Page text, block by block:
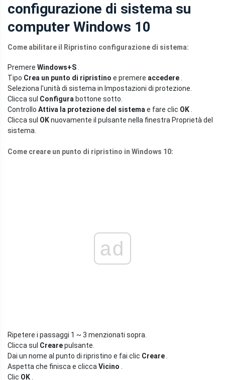
configurazione di sistema su
computer Windows 10
Come abilitare il Ripristino configurazione di sistema:
Premere Windows+S
Tipo Crea un punto di ripristino e premere accedere
Seleziona l'unità di sistema in Impostazioni di protezione.
Clicca sul Configura bottone sotto.
Controllo Attiva la protezione del sistema e fare clic OK
Clicca sul OKnuovamente il pulsante nella finestra Proprietà del
sistema.
Come creare un punto di ripristino in Windows 10:
ad
Ripetere i passaggi 1 ~ 3 menzionati sopra.
Clicca sul Crearepulsante.
Dai un nome al punto di ripristino e fai clic Creare
Aspetta che finisca e clicca Vicino
Clic OK